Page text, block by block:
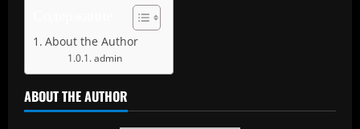
About the Author
admin
ABOUT THE AUTHOR